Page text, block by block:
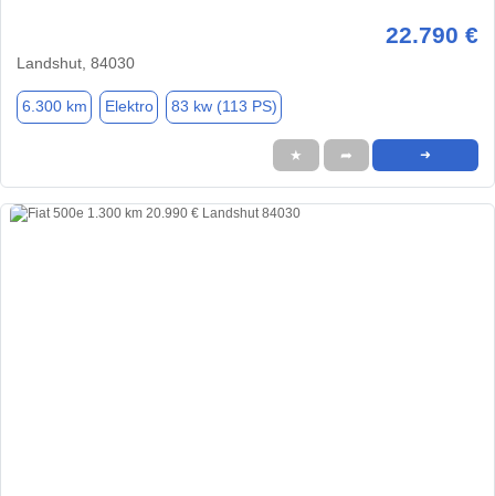
22.790 €
Landshut, 84030
6.300 km Elektro 83 kw (113 PS)
★ ➦ ➜